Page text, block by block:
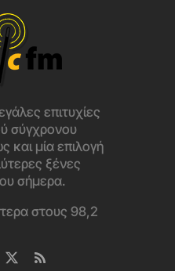
επιτυχίες
σύγχρονου
και μία επιλογή
ξένες
σήμερα.
στους 98,2